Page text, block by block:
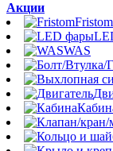
Акции
Fristom
WAS